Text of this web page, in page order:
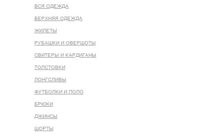
ВСЯ ОДЕЖДА
ВЕРХНЯЯ ОДЕЖДА
ЖИЛЕТЫ
РУБАШКИ И ОВЕРШОТЫ
СВИТЕРЫ И КАРДИГАНЫ
ТОЛСТОВКИ
ЛОНГСЛИВЫ
ФУТБОЛКИ И ПОЛО
БРЮКИ
ДЖИНСЫ
ШОРТЫ